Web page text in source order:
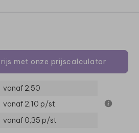
met onze prijscalculator
vanaf 2,50
vanaf 2,10 p/st
vanaf 0,35 p/st